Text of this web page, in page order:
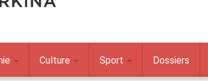
Culture Sport Dossiers